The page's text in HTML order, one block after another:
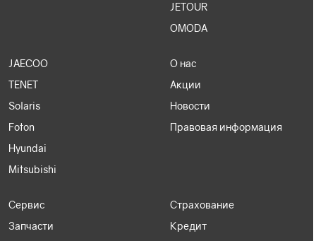
JETOUR
OMODA
JAECOO
TENET
Solaris
Foton
Hyundai
Mitsubishi
О нас
Акции
Новости
Правовая информация
Сервис
Запчасти
Страхование
Кредит